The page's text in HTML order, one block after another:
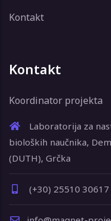
Kontakt
Kontakt
Koordinator projekta
Laboratorija za
bioloških naučnika,
(DUTH), Grčka
(+30) 25510 30617